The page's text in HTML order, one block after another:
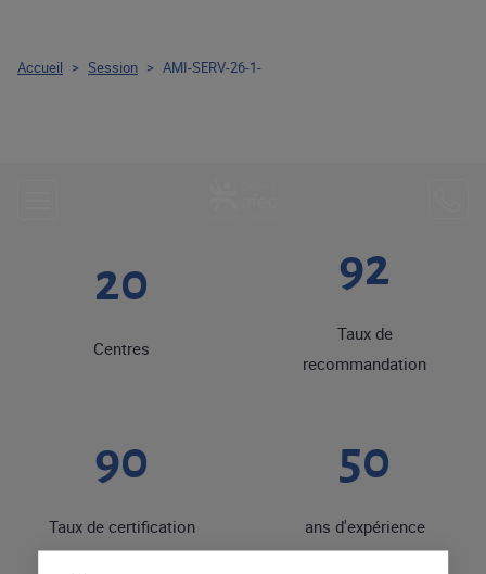
20
Centres
92
Taux de
recommandation
90
Taux de certification
50
ans d'expérience
Accueil > Session > AMI-SERV-26-1-